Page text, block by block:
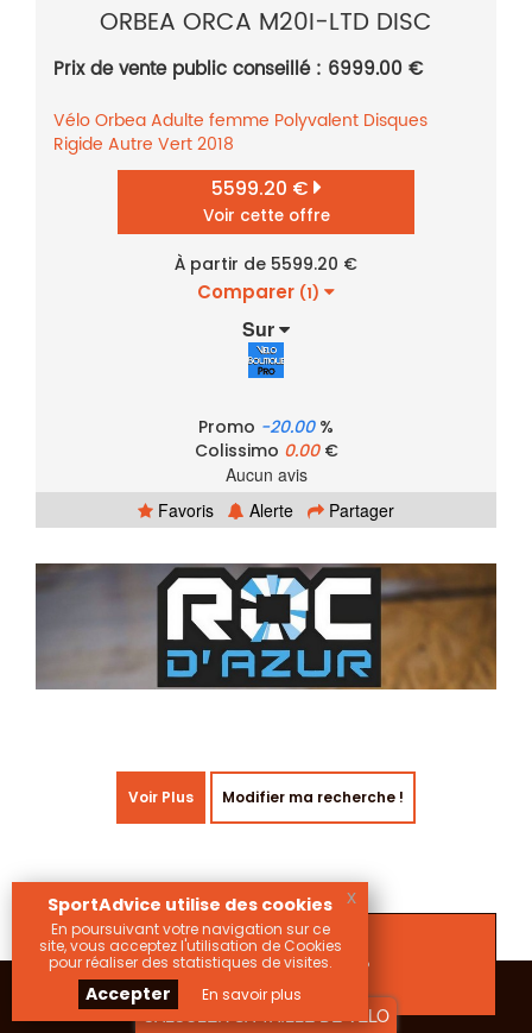
CALCULER SA TAILLE DE VELO
ORBEA ORCA M20I-LTD DISC
Prix de vente public conseillé : 6999.00 €
VéloOrbeaAdulte femme Polyvalent Disques
Rigide Autre Vert2018
5599.20 €
Voir cette offre
À partir de 5599.20 €
Comparer (1)
Sur
Promo -20.00%
Colissimo 0.00€
Aucun avis
Favoris
Alerte Partager
Voir Plus Modifier ma recherche !
Notez SportAdvice
SportAdvice utilise des cookies
En poursuivant votre navigation sur ce
site, vous acceptez l'utilisation de Cookies
pour réaliser des statistiques de visites.
Accepter En savoir plus
x